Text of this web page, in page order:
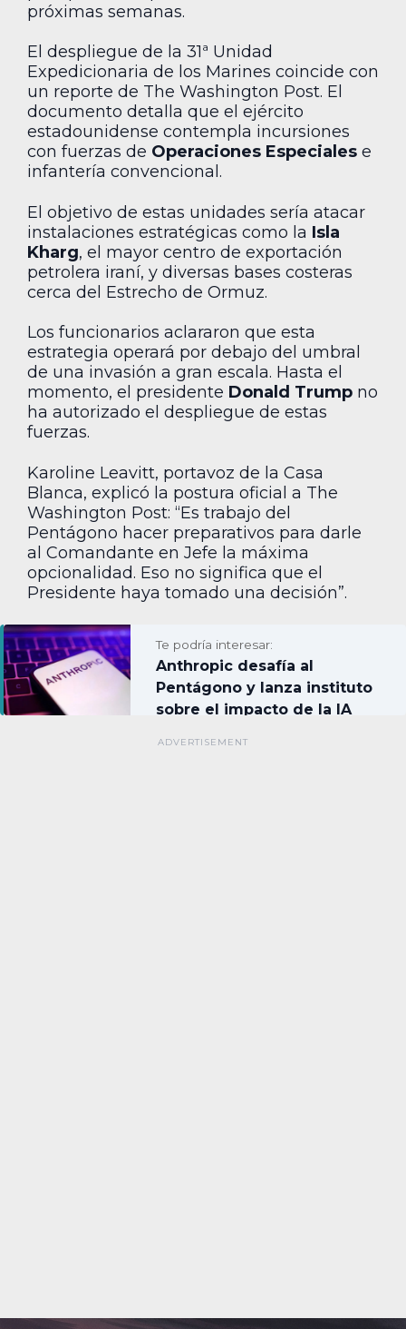
próximas semanas.
El despliegue de la 31ª Unidad
Expedicionaria de los Marines coincide con
un reporte de The Washington Post. El
documento detalla que el ejército
estadounidense contempla incursiones
con fuerzas de Operaciones Especiales e
infantería convencional.
El objetivo de estas unidades sería atacar
instalaciones estratégicas como la Isla
Kharg, el mayor centro de exportación
petrolera iraní, y diversas bases costeras
cerca del Estrecho de Ormuz.
Los funcionarios aclararon que esta
estrategia operará por debajo del umbral
de una invasión a gran escala. Hasta el
momento, el presidente Donald Trump no
ha autorizado el despliegue de estas
fuerzas.
Karoline Leavitt, portavoz de la Casa
Blanca, explicó la postura oficial a The
Washington Post: “Es trabajo del
Pentágono hacer preparativos para darle
al Comandante en Jefe la máxima
opcionalidad. Eso no significa que el
Presidente haya tomado una decisión”.
Te podría interesar:
Anthropic desafía al
Pentágono y lanza instituto
sobre el impacto de la IA